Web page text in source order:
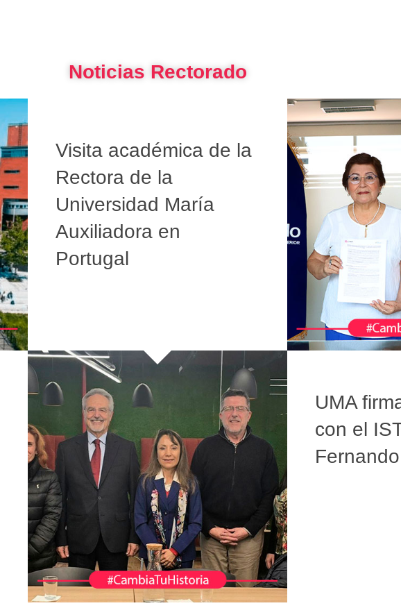
Noticias Rectorado
Visita académica de la
Rectora de la
Universidad María
Auxiliadora en
Portugal
UMA
con el
Fernando